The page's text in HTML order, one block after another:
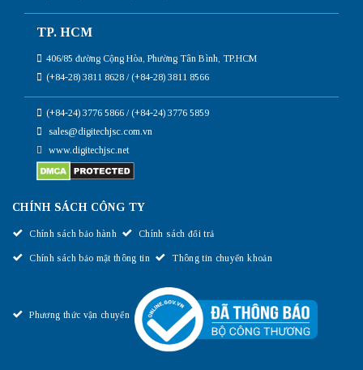
TP. HCM
406/85 đường Cộng Hòa, Phường Tân Bình, TP.HCM
(+84-28) 3811 8628 / (+84-28) 3811 8566
(+84-24) 3776 5866 / (+84-24) 3776 5859
sales@digitechjsc.com.vn
www.digitechjsc.net
CHÍNH SÁCH CÔNG TY
Chính sách bảo hành Chính sách đổi trả
Chính sách bảo mật thông tin Thông tin chuyển khoản
Phương thức vận chuyển